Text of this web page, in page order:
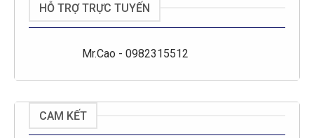
HỖ TRỢ TRỰC TUYẾN
Mr.Cao - 0982315512
CAM KẾT